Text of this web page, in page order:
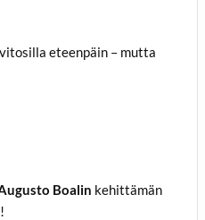
eteenpäin – mutta
Boalin kehittämän